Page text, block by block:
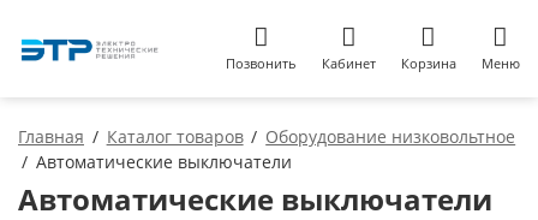
Позвонить Кабинет Корзина Меню
Главная Каталог товаров
Оборудование низковольтное
Автоматические выключатели
Автоматические выключатели